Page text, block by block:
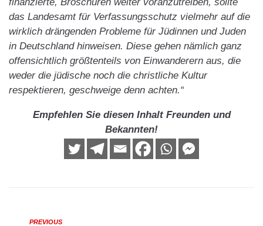
das Landesamt für Verfassungsschutz vielmehr auf die
wirklich drängenden Probleme für Jüdinnen und Juden
in Deutschland hinweisen. Diese gehen nämlich ganz
offensichtlich größtenteils von Einwanderern aus, die
weder die jüdische noch die christliche Kultur
respektieren, geschweige denn achten.“
Empfehlen Sie diesen Inhalt Freunden und
Bekannten!
PREVIOUS